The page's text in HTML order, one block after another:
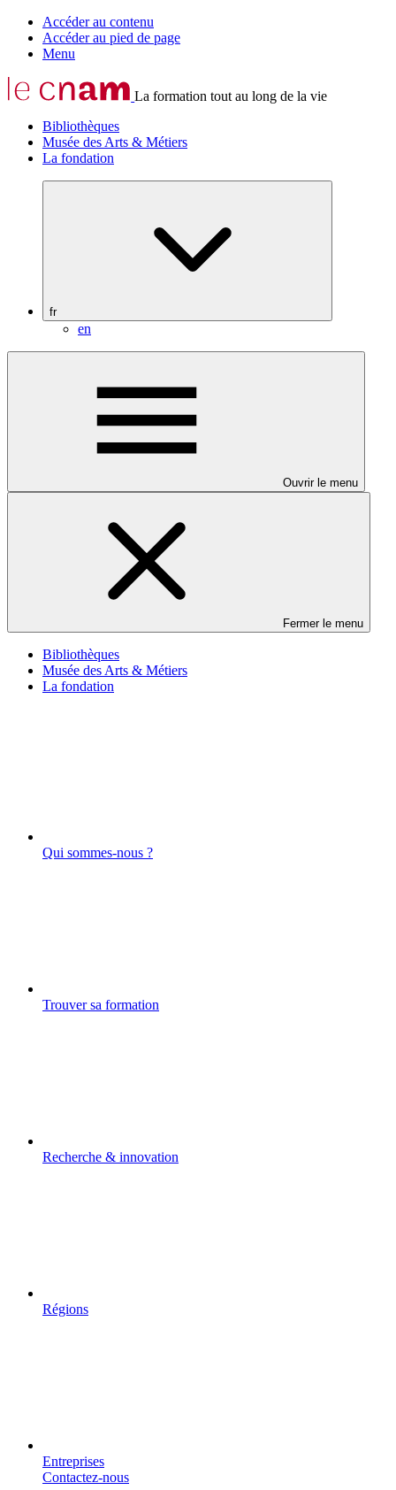
Accéder au contenu
Accéder au pied de page
Menu
La formation tout au long de la vie
Bibliothèques
Musée des Arts & Métiers
La fondation
fr
en
Ouvrir le menu
Fermer le menu
Bibliothèques
Musée des Arts & Métiers
La fondation
Qui sommes-nous ?
Trouver sa formation
Recherche & innovation
Régions
Entreprises
Contactez-nous